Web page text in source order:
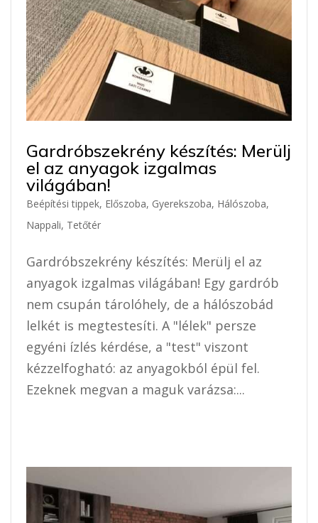
Gardróbszekrény készítés: Merülj
el az anyagok izgalmas
világában!
Beépítési tippek, Előszoba, Gyerekszoba, Hálószoba,
Nappali, Tetőtér
Gardróbszekrény készítés: Merülj el az
anyagok izgalmas világában! Egy gardrób
nem csupán tárolóhely, de a hálószobád
lelkét is megtestesíti. A "lélek" persze
egyéni ízlés kérdése, a "test" viszont
kézzelfogható: az anyagokból épül fel.
Ezeknek megvan a maguk varázsa:...